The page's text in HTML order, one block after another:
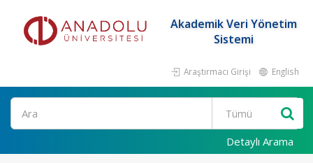
Akademik Veri Yönetim
Sistemi
Araştırmacı Girişi English
Ara
Detaylı Arama